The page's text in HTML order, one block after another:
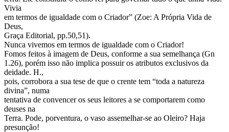
Vivia
em termos de igualdade com o Criador” (Zoe: A Própria Vida de
Deus,
Graça Editorial, pp.50,51).
Nunca vivemos em termos de igualdade com o Criador!
Fomos feitos à imagem de Deus, conforme a sua semelhança (Gn
1.26), porém isso não implica possuir os atributos exclusivos da
deidade. H.,
pois, corrobora a sua tese de que o crente tem “toda a natureza
divina”, numa
tentativa de convencer os seus leitores a se comportarem como
deuses na
Terra. Pode, porventura, o vaso assemelhar-se ao Oleiro? Haja
presunção!